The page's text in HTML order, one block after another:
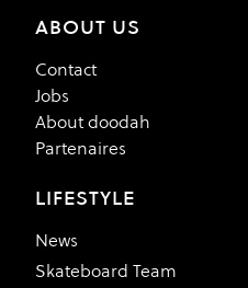
ABOUT US
Contact
Jobs
About doodah
Partenaires
LIFESTYLE
News
Skateboard Team